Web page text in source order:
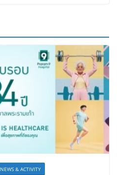
NEWS & ACTIVITY